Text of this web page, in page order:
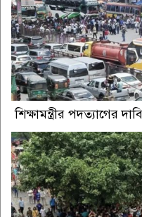
শিক্ষামন্ত্রীর পদত্যাগের